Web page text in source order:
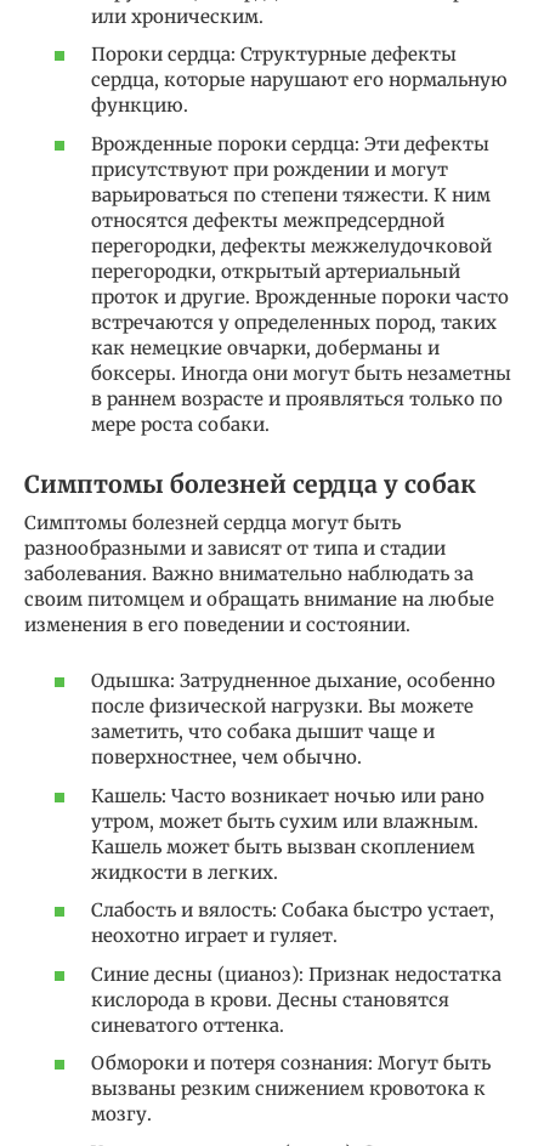
или хроническим.
Пороки сердца: Структурные дефекты
сердца, которые нарушают его нормальную
функцию.
Врожденные пороки сердца: Эти дефекты
присутствуют при рождении и могут
варьироваться по степени тяжести. К ним
относятся дефекты межпредсердной
перегородки, дефекты межжелудочковой
перегородки, открытый артериальный
проток и другие. Врожденные пороки часто
встречаются у определенных пород, таких
как немецкие овчарки, доберманы и
боксеры. Иногда они могут быть незаметны
в раннем возрасте и проявляться только по
мере роста собаки.
Симптомы болезней сердца у собак
Симптомы болезней сердца могут быть
разнообразными и зависят от типа и стадии
заболевания. Важно внимательно наблюдать за
своим питомцем и обращать внимание на любые
изменения в его поведении и состоянии.
Одышка: Затрудненное дыхание, особенно
после физической нагрузки. Вы можете
заметить, что собака дышит чаще и
поверхностнее, чем обычно.
Кашель: Часто возникает ночью или рано
утром, может быть сухим или влажным.
Кашель может быть вызван скоплением
жидкости в легких.
Слабость и вялость: Собака быстро устает,
неохотно играет и гуляет.
Синие десны (цианоз): Признак недостатка
кислорода в крови. Десны становятся
синеватого оттенка.
Обмороки и потеря сознания: Могут быть
вызваны резким снижением кровотока к
мозгу.